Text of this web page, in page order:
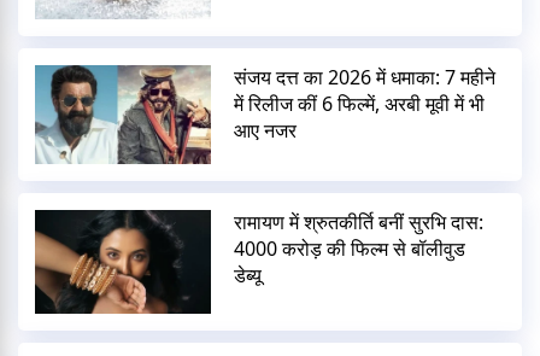
संजय दत्त का 2026 में धमाका: 7 महीने
में रिलीज कीं 6 फिल्में, अरबी मूवी में भी
आए नजर
रामायण में श्रुतकीर्ति बनीं सुरभि दास:
4000 करोड़ की फिल्म से बॉलीवुड
डेब्यू